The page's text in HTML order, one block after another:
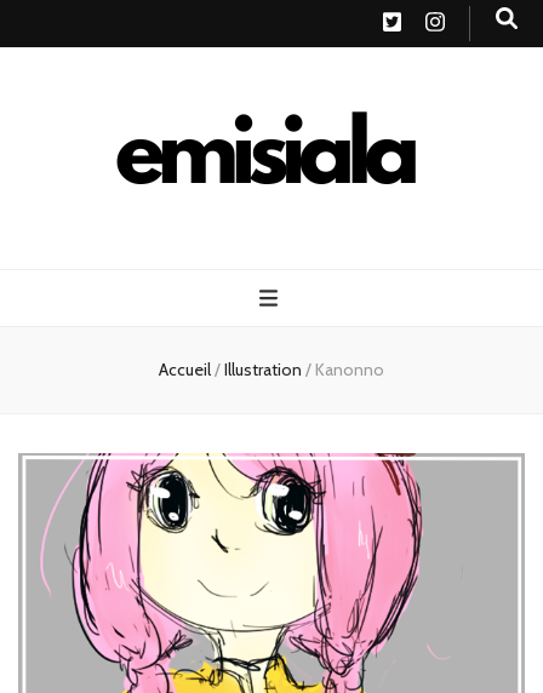
Accueil/Illustration / Kanonno